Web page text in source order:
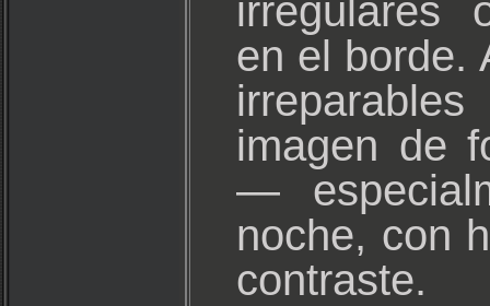
irregulares
en el borde.
imagen de
—
noche, con
contraste.